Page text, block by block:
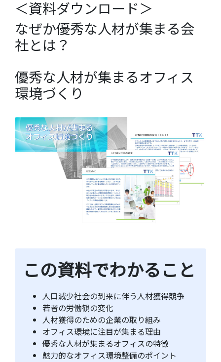
＜資料ダウンロード＞
なぜか優秀な人材が集まる会
社とは？
優秀な人材が集まるオフィス
環境づくり
この資料でわかること
人口減少社会の到来に伴う人材獲得競争
若者の労働観の変化
人材獲得のための企業の取り組み
オフィス環境に注目が集まる理由
優秀な人材が集まるオフィスの特徴
魅力的なオフィス環境整備のポイント